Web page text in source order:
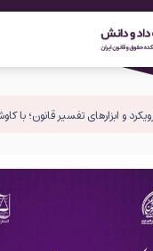
و ابزارهای تفسیر قانون؛ با